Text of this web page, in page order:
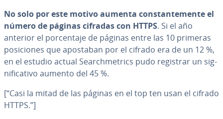
No solo por este motivo aumenta co­n­s­ta­n­te­me­n­te el
número de páginas cifradas con HTTPS. Si el año
anterior el po­r­ce­n­ta­je de páginas entre las 10 primeras
po­si­cio­nes que apostaban por el cifrado era de un 12 %,
en el estudio actual Sea­r­ch­me­tri­cs pudo registrar un si­g­
ni­fi­ca­ti­vo aumento del 45 %.
[“Casi la mitad de las páginas en el top ten usan el cifrado
HTTPS.”]